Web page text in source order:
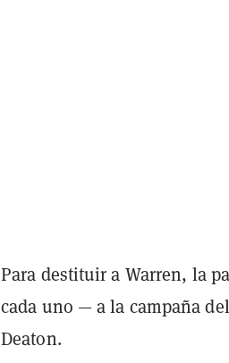
Para destituir a Warren, la
cada uno — a la campaña
Deaton.